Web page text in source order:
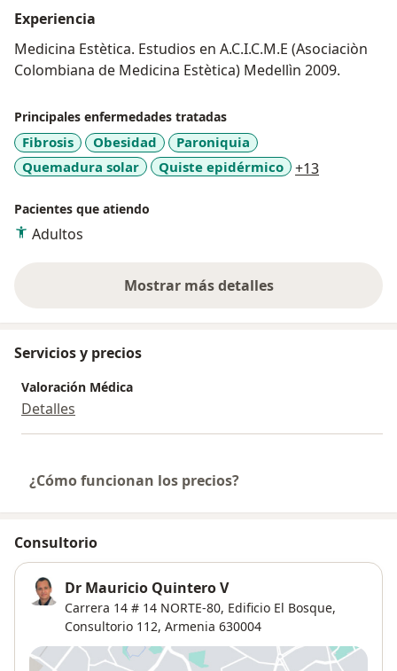
Experiencia
Medicina Estètica. Estudios en A.C.I.C.M.E (Asociaciòn
Colombiana de Medicina Estètica) Medellìn 2009.
Principales enfermedades tratadas
Fibrosis Obesidad
Paroniquia
Quemadura solar
Quiste epidérmico +13
Pacientes que atiendo
Adultos
Mostrar más detalles
sobre la experiencia
Servicios y precios
Valoración Médica
Detalles
¿Cómo funcionan los precios?
Consultorio
Dr Mauricio Quintero V
Carrera 14 # 14 NORTE-80, Edificio El Bosque,
Consultorio 112, Armenia 630004